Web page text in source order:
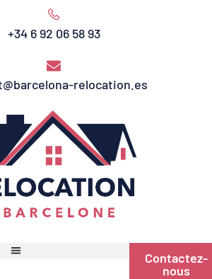
+34 6 92 06 58 93
relocation.es
Contactez-
nous